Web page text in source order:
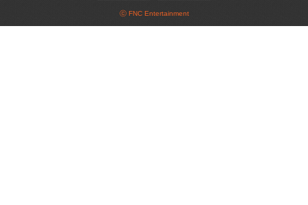
ⓒ FNC Entertainment